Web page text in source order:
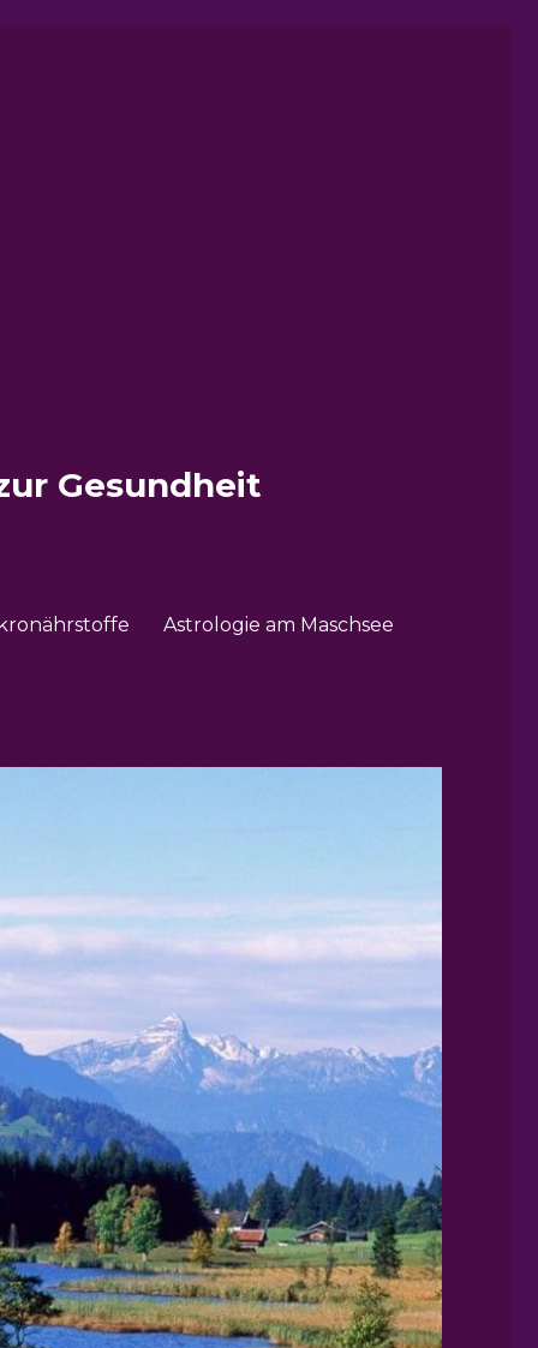
Gesundheit
Astrologie am Maschsee